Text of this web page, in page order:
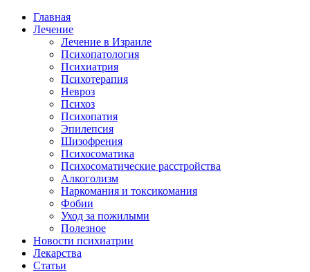
Главная
Лечение
Лечение в Израиле
Психопатология
Психиатрия
Психотерапия
Невроз
Психоз
Психопатия
Эпилепсия
Шизофрения
Психосоматика
Психосоматические расстройства
Алкоголизм
Наркомания и токсикомания
Фобии
Уход за пожилыми
Полезное
Новости психиатрии
Лекарства
Статьи